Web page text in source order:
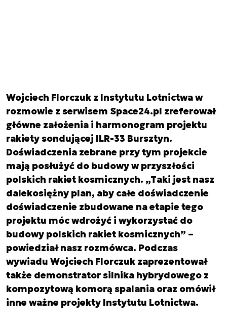
Wojciech Florczuk z Instytutu Lotnictwa w
rozmowie z serwisem Space24.pl zreferował
główne założenia i harmonogram projektu
rakiety sondującej ILR-33 Bursztyn.
Doświadczenia zebrane przy tym projekcie
mają posłużyć do budowy w przyszłości
polskich rakiet kosmicznych. „Taki jest nasz
dalekosiężny plan, aby całe doświadczenie
doświadczenie zbudowane na etapie tego
projektu móc wdrożyć i wykorzystać do
budowy polskich rakiet kosmicznych” –
powiedział nasz rozmówca. Podczas
wywiadu Wojciech Florczuk zaprezentował
także demonstrator silnika hybrydowego z
kompozytową komorą spalania oraz omówił
inne ważne projekty Instytutu Lotnictwa.